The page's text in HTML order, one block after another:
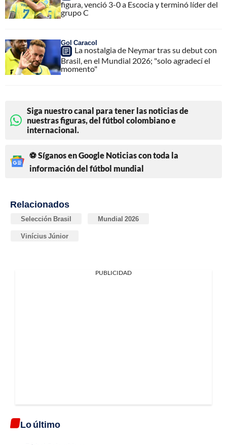
figura, venció 3-0 a Escocia y terminó líder del
grupo C
Gol Caracol
La nostalgia de Neymar tras su debut con
Brasil, en el Mundial 2026; "solo agradecí el
momento"
Siga nuestro canal para tener las noticias de
nuestras figuras, del fútbol colombiano e
internacional.
⚽ Síganos en Google Noticias con toda la
información del fútbol mundial
Relacionados
Selección Brasil Mundial 2026
Vinícius Júnior
PUBLICIDAD
Lo último